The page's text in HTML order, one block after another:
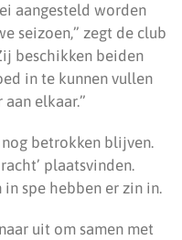
aangesteld worden
seizoen,” zegt de club
beschikken beiden
in te kunnen vullen
elkaar.”
betrokken blijven.
plaatsvinden.
spe hebben er zin in.
uit om samen met